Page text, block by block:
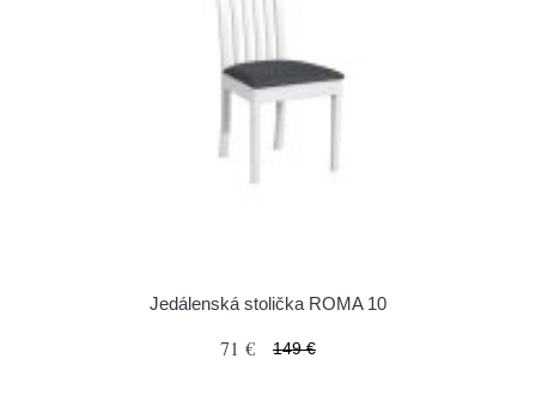
Jedálenská stolička ROMA 10
71 € 149 €